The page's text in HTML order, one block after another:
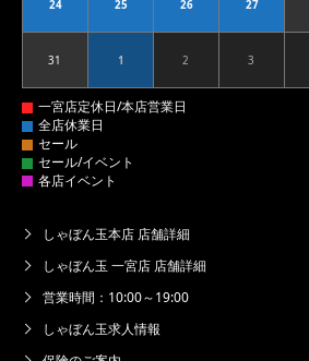
242026.08.24 252026.08.25 262026.08.26 272026.08.27
312026.08.31 12026.09.01 22026.09.02 32026.09.03
しゃぼん玉本店 店舗詳細
しゃぼん玉 一宮店 店舗詳細
営業時間：10:00～19:00
しゃぼん玉求人情報